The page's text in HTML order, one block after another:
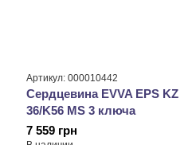
Артикул: 000010442
Сердцевина EVVA EPS KZ
36/K56 MS 3 ключа
7 559 грн